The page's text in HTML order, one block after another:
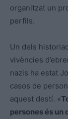
organitzat un
perfils.
Un dels
vivències
nazis ha estat
casos de
aquest destí. «
persones és un